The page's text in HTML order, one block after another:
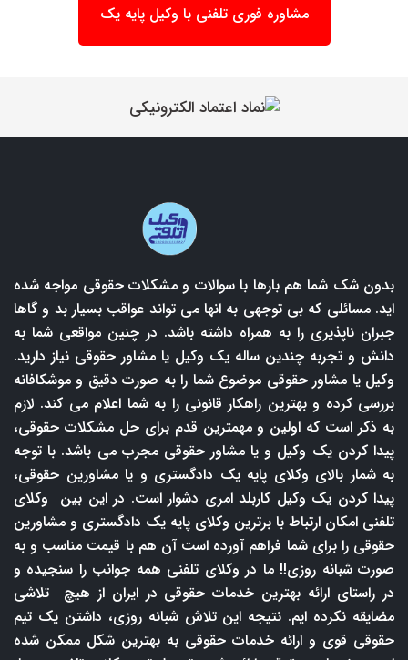
مشاوره فوری تلفنی با وکیل پایه یک
بدون شک شما هم بارها با سوالات و مشکلات حقوقی مواجه شده
اید. مسائلی که بی توجهی به انها می تواند عواقب بسیار بد و گاها
جبران ناپذیری را به همراه داشته باشد. در چنین مواقعی شما به
دانش و تجربه چندین ساله یک وکیل یا مشاور حقوقی نیاز دارید.
وکیل یا مشاور حقوقی موضوع شما را به صورت دقیق و موشکافانه
بررسی کرده و بهترین راهکار قانونی را به شما اعلام می کند. لازم
به ذکر است که اولین و مهمترین قدم برای حل مشکلات حقوقی،
پیدا کردن یک وکیل و یا مشاور حقوقی مجرب می باشد. با توجه
به شمار بالای وکلای پایه یک دادگستری و یا مشاورین حقوقی،
پیدا کردن یک وکیل کاربلد امری دشوار است. در این بین وکلای
تلفنی امکان ارتباط با برترین وکلای پایه یک دادگستری و مشاورین
حقوقی را برای شما فراهم آورده است آن هم با قیمت مناسب و به
صورت شبانه روزی!! ما در وکلای تلفنی همه جوانب را سنجیده و
در راستای ارائه بهترین خدمات حقوقی در ایران از هیچ تلاشی
مضایقه نکرده ایم. نتیجه این تلاش شبانه روزی، داشتن یک تیم
حقوقی قوی و ارائه خدمات حقوقی به بهترین شکل ممکن شده